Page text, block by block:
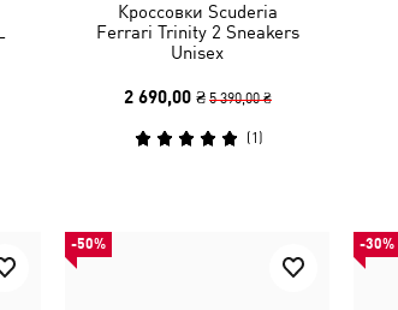
Кроссовки Scuderia
Ferrari Trinity 2 Sneakers
Unisex
2 690,00 ₴ 5 390,00 ₴
(1 )
-50% -30%